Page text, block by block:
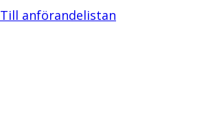
Till anförandelistan